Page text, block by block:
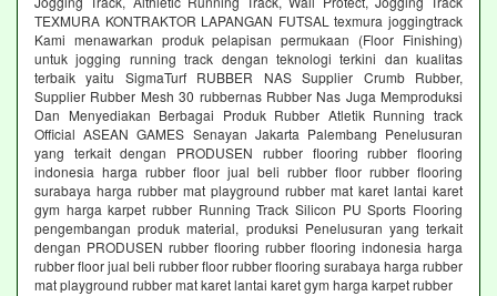
TEXMURA KONTRAKTOR LAPANGAN FUTSAL texmura joggingtrack
Kami menawarkan produk pelapisan permukaan (Floor Finishing)
untuk jogging running track dengan teknologi terkini dan kualitas
terbaik yaitu SigmaTurf RUBBER NAS Supplier Crumb Rubber,
Supplier Rubber Mesh 30 rubbernas Rubber Nas Juga Memproduksi
Dan Menyediakan Berbagai Produk Rubber Atletik Running track
Official ASEAN GAMES Senayan Jakarta Palembang Penelusuran
yang terkait dengan PRODUSEN rubber flooring rubber flooring
indonesia harga rubber floor jual beli rubber floor rubber flooring
surabaya harga rubber mat playground rubber mat karet lantai karet
gym harga karpet rubber Running Track Silicon PU Sports Flooring
pengembangan produk material, produksi Penelusuran yang terkait
dengan PRODUSEN rubber flooring rubber flooring indonesia harga
rubber floor jual beli rubber floor rubber flooring surabaya harga rubber
mat playground rubber mat karet lantai karet gym harga karpet rubber